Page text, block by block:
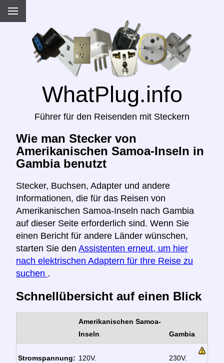
WhatPlug.info
Führer für den Reisenden mit Steckern
Wie man Stecker von
Amerikanischen Samoa-Inseln in
Gambia benutzt
Stecker, Buchsen, Adapter und andere
Informationen, die für das Reisen von
Amerikanischen Samoa-Inseln nach Gambia
auf dieser Seite erforderlich sind. Wenn Sie
einen Bericht für andere Länder wünschen,
starten Sie den Assistenten erneut, um hier
nach elektrischen Adaptern für Ihre Reise zu
suchen .
Schnellübersicht auf einen Blick
Amerikanischen Samoa-
Inseln
Gambia
Stromspannung: 120V. 230V.